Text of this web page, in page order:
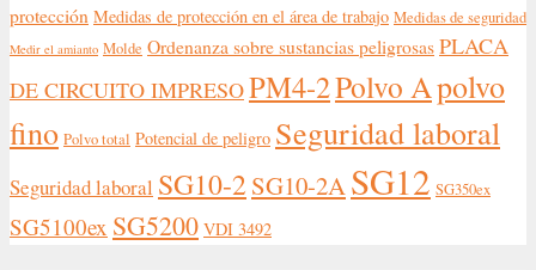
protección Medidas de protección en el área de trabajo Medidas de seguridad
Medir el amianto Molde Ordenanza sobre sustancias peligrosasPLACA
DE CIRCUITO IMPRESOPM4-2Polvo Apolvo
fino Polvo total Potencial de peligro Seguridad laboral
Seguridad laboral SG10-2 SG10-2ASG12 SG350ex
SG5100ex SG5200 VDI 3492